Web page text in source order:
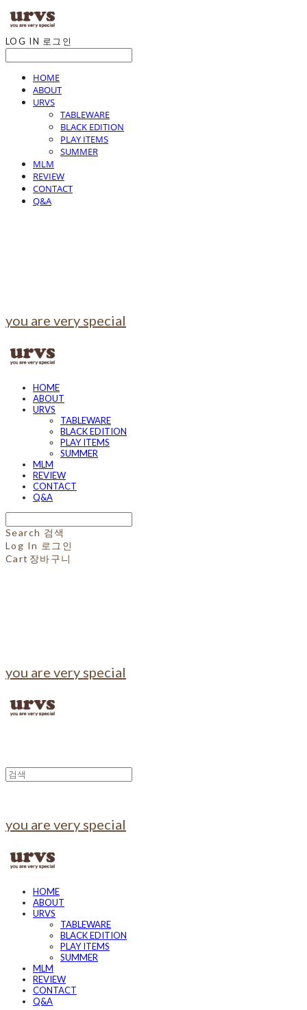
LOG IN 로그인
HOME
ABOUT
URVS
TABLEWARE
BLACK EDITION
PLAY ITEMS
SUMMER
MLM
REVIEW
CONTACT
Q&A
you are very special
HOME
ABOUT
URVS
TABLEWARE
BLACK EDITION
PLAY ITEMS
SUMMER
MLM
REVIEW
CONTACT
Q&A
Search 검색
Log In 로그인
Cart 장바구니
you are very special
you are very special
HOME
ABOUT
URVS
TABLEWARE
BLACK EDITION
PLAY ITEMS
SUMMER
MLM
REVIEW
CONTACT
Q&A